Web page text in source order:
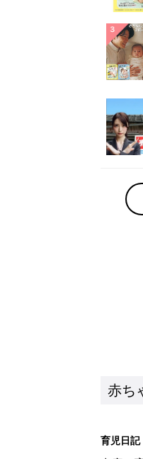
赤ち
育児日